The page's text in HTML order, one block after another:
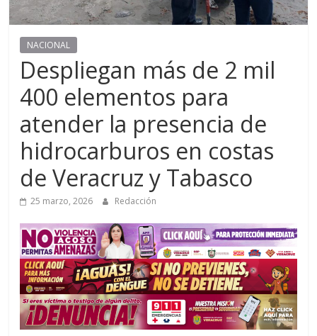
NACIONAL
Despliegan más de 2 mil
400 elementos para
atender la presencia de
hidrocarburos en costas
de Veracruz y Tabasco
25 marzo, 2026 Redacción